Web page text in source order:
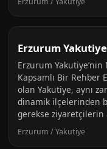
Erzurum
Erzurum Yakutiye’nin
Kapsamlı Bir Rehber
olan Yakutiye, aynı
dinamik ilçelerinden
gerekse ziyaretçilerin
Erzurum / Yakutiye